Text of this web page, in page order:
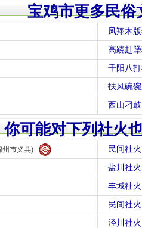
宝鸡市更多民俗
凤翔木
高跷赶
千阳八
扶风碗
西山刁鼓
你可能对下列社火
州市义县) 民间社
盐川社
丰城社
民间社
泾川社